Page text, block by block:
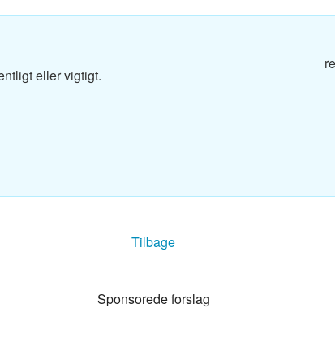
eller vigtigt.
Tilbage
Sponsorede forslag